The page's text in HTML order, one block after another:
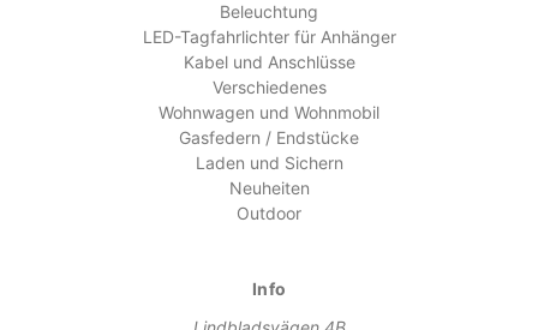
Beleuchtung
LED-Tagfahrlichter für Anhänger
Kabel und Anschlüsse
Verschiedenes
Wohnwagen und Wohnmobil
Gasfedern / Endstücke
Laden und Sichern
Neuheiten
Outdoor
Info